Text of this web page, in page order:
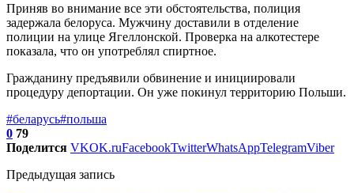
Приняв во внимание все эти обстоятельства, полиция
задержала белоруса. Мужчину доставили в отделение
полиции на улице Ягеллонской. Проверка на алкотестере
показала, что он употреблял спиртное.
Гражданину предъявили обвинение и инициировали
процедуру депортации. Он уже покинул территорию Польши.
#беларусь#польша
0 79
Поделится VKOK.ruFacebookTwitterWhatsAppTelegramViber
Предыдущая запись